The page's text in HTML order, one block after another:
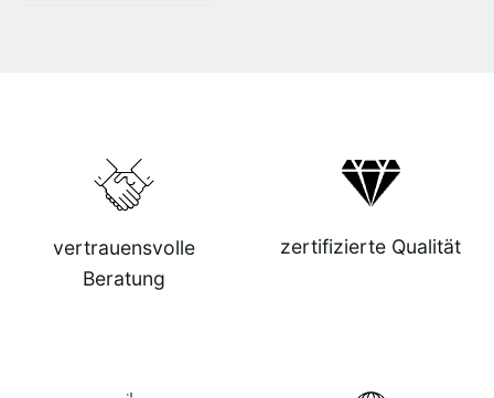
vertrauensvolle
Beratung
zertifizierte Qualität